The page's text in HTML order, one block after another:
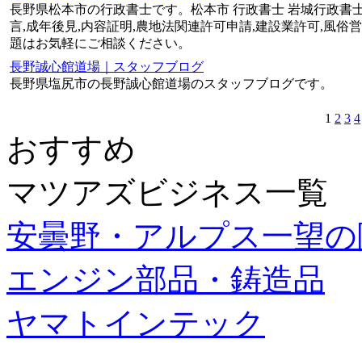
長野県松本市の行政書士です。松本市 行政書士 岩城行政書
言,成年後見,内容証明,農地法関連許可申請,建設業許可,風俗
題はお気軽にご相談ください。
長野誠心館道場｜スタッフブログ
長野県塩尻市の長野誠心館道場のスタッフブログです。
1 2 3 4
おすすめ
マツアズビジネス一覧
安曇野・アルプス一望
エンジン部品・鋳造品
ヤマトインテック